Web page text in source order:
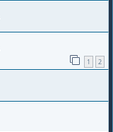
1 2